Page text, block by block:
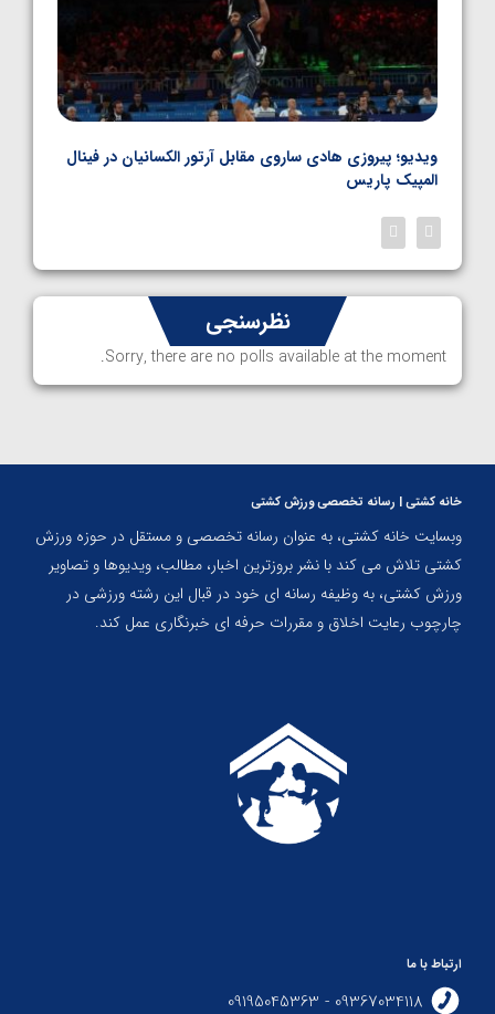
ویدیو؛ پیروزی هادی ساروی مقابل آرتور الکسانیان در فینال
المپیک پاریس
نظرسنجی
Sorry, there are no polls available at the moment.
خانه کشتی | رسانه تخصصی ورزش کشتی
وبسایت خانه کشتی، به عنوان رسانه تخصصی و مستقل در حوزه ورزش
کشتی تلاش می کند با نشر بروزترین اخبار، مطالب، ویدیوها و تصاویر
ورزش کشتی، به وظیفه رسانه ای خود در قبال این رشته ورزشی در
چارچوب رعایت اخلاق و مقررات حرفه ای خبرنگاری عمل کند.
ارتباط با ما
09367034118 - 09195045363